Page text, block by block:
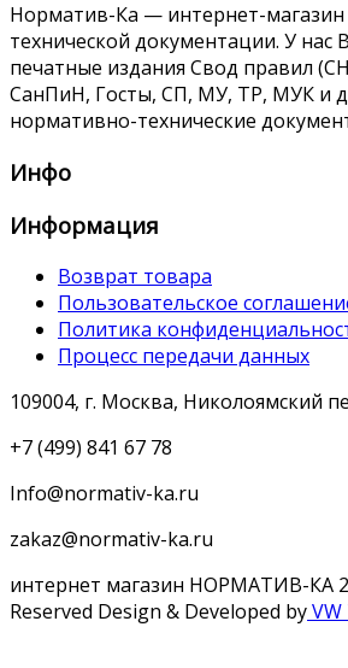
Норматив-Ка — интернет-
технической документации. У нас
печатные издания Свод правил
СанПиН, Госты, СП, МУ, ТР, МУК и
нормативно-технические
Инфо
Информация
Возврат товара
Пользовательское
Политика
Процесс передачи данных
109004, г. Москва, Николоямский
+7 (499) 841 67 78
Info@normativ-ka.ru
zakaz@normativ-ka.ru
интернет магазин НОРМАТИВ-КА
Reserved Design & Developed by